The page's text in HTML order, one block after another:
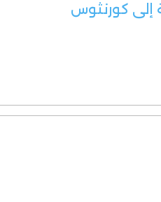
إلى كورنثوس